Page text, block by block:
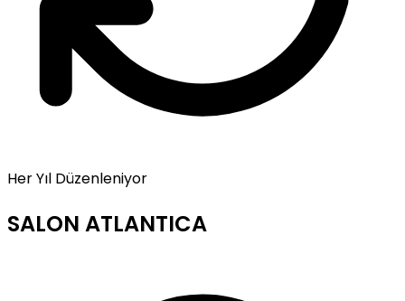
Her Yıl Düzenleniyor
SALON ATLANTICA